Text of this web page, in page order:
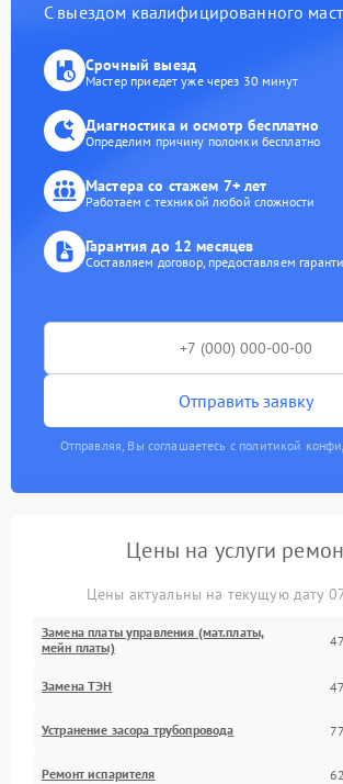
С выездом квалифицированного
Срочный выезд
Мастер приедет уже через 30 минут
Диагностика и осмотр бесплатно
Определим причину поломки бесплатно
Мастера со стажем 7+ лет
Работаем с техникой любой сложности
Гарантия до 12 месяцев
Составляем договор, предоставляем
Отправить заявку
Отправляя, Вы соглашаетесь с политикой
Цены на услуги
Цены актуальны на текущую дату
Замена платы управления (мат.платы,
мейн платы)
Замена ТЭН
Устранение засора трубопровода
Ремонт испарителя